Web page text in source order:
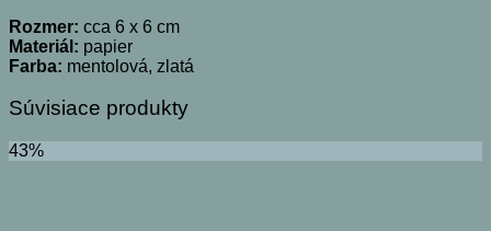
Rozmer: cca 6 x 6 cm
Materiál: papier
Farba: mentolová, zlatá
Súvisiace produkty
43%